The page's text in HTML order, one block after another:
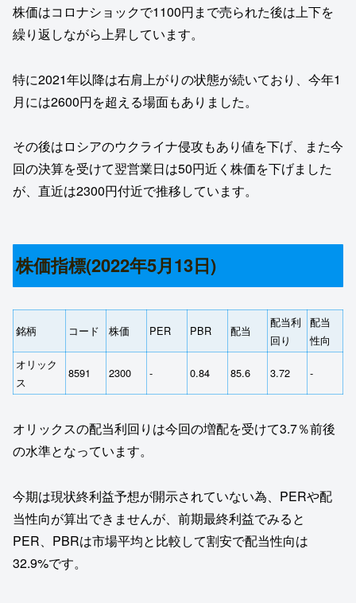
株価はコロナショックで1100円まで売られた後は上下を
繰り返しながら上昇しています。
特に2021年以降は右肩上がりの状態が続いており、今年1
月には2600円を超える場面もありました。
その後はロシアのウクライナ侵攻もあり値を下げ、また今
回の決算を受けて翌営業日は50円近く株価を下げました
が、直近は2300円付近で推移しています。
株価指標(2022年5月13日)
銘柄 コード 株価 PER PBR 配当
配当利
回り
配当
性向
オリック
ス
8591 2300 ‐ 0.84 85.6 3.72 ‐
オリックスの配当利回りは今回の増配を受けて3.7％前後
の水準となっています。
今期は現状終利益予想が開示されていない為、PERや配
当性向が算出できませんが、前期最終利益でみると
PER、PBRは市場平均と比較して割安で配当性向は
32.9%です。